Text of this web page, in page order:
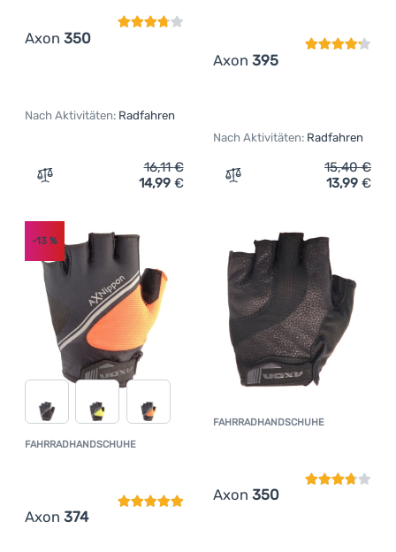
Axon 350
Nach Aktivitäten: Radfahren
Zum Vergleich 'Fahrradhandschuhe Axon 350'
16,11€
14,99 €
Axon 395
Nach Aktivitäten: Radfahren
Zum Vergleich
15,40€
13,99 €
FAHRRADHANDSCHUHE
Axon 374
Kundenbewertung
-13 %
FAHRRADHANDSCHUHE
Axon 350